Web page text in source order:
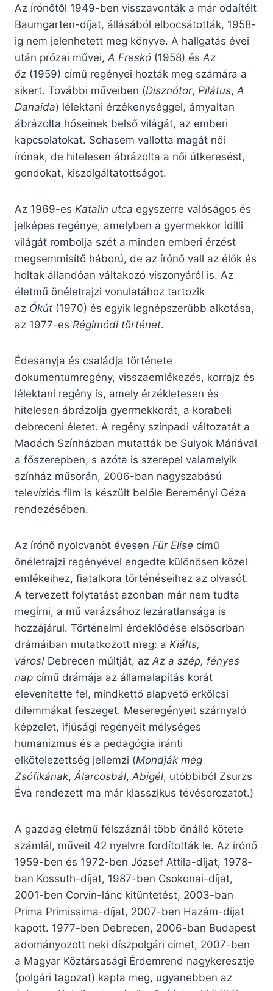
Az írónőtől 1949-ben visszavonták a már odaítélt
Baumgarten-díjat, állásából elbocsátották, 1958-
ig nem jelenhetett meg könyve. A hallgatás évei
után prózai művei, A Freskó (1958) és Az
őz (1959) című regényei hozták meg számára a
sikert. További műveiben (Disznótor, Pilátus, A
Danaida) lélektani érzékenységgel, árnyaltan
ábrázolta hőseinek belső világát, az emberi
kapcsolatokat. Sohasem vallotta magát női
írónak, de hitelesen ábrázolta a női útkeresést,
gondokat, kiszolgáltatottságot.
Az 1969-es Katalin utca egyszerre valóságos és
jelképes regénye, amelyben a gyermekkor idilli
világát rombolja szét a minden emberi érzést
megsemmisítő háború, de az írónő vall az élők és
holtak állandóan váltakozó viszonyáról is. Az
életmű önéletrajzi vonulatához tartozik
az Ókút (1970) és egyik legnépszerűbb alkotása,
az 1977-es Régimódi történet.
Édesanyja és családja története
dokumentumregény, visszaemlékezés, korrajz és
lélektani regény is, amely érzékletesen és
hitelesen ábrázolja gyermekkorát, a korabeli
debreceni életet. A regény színpadi változatát a
Madách Színházban mutatták be Sulyok Máriával
a főszerepben, s azóta is szerepel valamelyik
színház műsorán, 2006-ban nagyszabású
televíziós film is készült belőle Bereményi Géza
rendezésében.
Az írónő nyolcvanöt évesen Für Elise című
önéletrajzi regényével engedte különösen közel
emlékeihez, fiatalkora történéseihez az olvasót.
A tervezett folytatást azonban már nem tudta
megírni, a mű varázsához lezáratlansága is
hozzájárul. Történelmi érdeklődése elsősorban
drámáiban mutatkozott meg: a Kiálts,
város! Debrecen múltját, az Az a szép, fényes
nap című drámája az államalapítás korát
elevenítette fel, mindkettő alapvető erkölcsi
dilemmákat feszeget. Meseregényeit szárnyaló
képzelet, ifjúsági regényeit mélységes
humanizmus és a pedagógia iránti
elkötelezettség jellemzi (Mondják meg
Zsófikának, Álarcosbál, Abigél, utóbbiból Zsurzs
Éva rendezett ma már klasszikus tévésorozatot.)
A gazdag életmű félszáznál több önálló kötete
számlál, műveit 42 nyelvre fordították le. Az írónő
1959-ben és 1972-ben József Attila-díjat, 1978-
ban Kossuth-díjat, 1987-ben Csokonai-díjat,
2001-ben Corvin-lánc kitüntetést, 2003-ban
Prima Primissima-díjat, 2007-ben Hazám-díjat
kapott. 1977-ben Debrecen, 2006-ban Budapest
adományozott neki díszpolgári címet, 2007-ben
a Magyar Köztársasági Érdemrend nagykeresztje
(polgári tagozat) kapta meg, ugyanebben az